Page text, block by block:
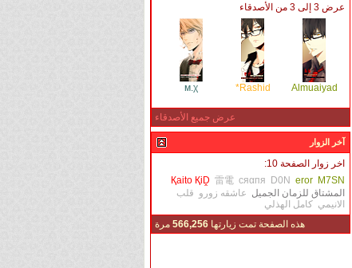
عرض 3 إلى 3 من الأصدقاء
Almuaiyad
Rashid*
м.χ
عرض جميع الأصدقاء
آخر الزوار
اخر زوار الصفحة 10:
Қaito ҚiḒ 雷電 cяαпя D0N eror M7SN
المشتاق للزمان الجميل عاشقه زورو قلب
الانيمي كامل الهذلي
هذه الصفحة تمت زيارتها 566,256 مرة